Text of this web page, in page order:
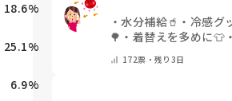
18.6%
25.1%
6.9%
・水分補給🥤 ・ 冷感グ
🌳 ・ 着替えを多めに👕・
172票・残り3日